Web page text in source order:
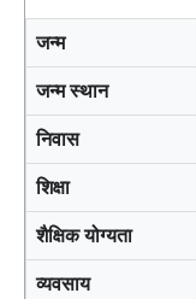
जन्म
जन्म स्थान
निवास
शिक्षा
शैक्षिक योग्यता
व्यवसाय